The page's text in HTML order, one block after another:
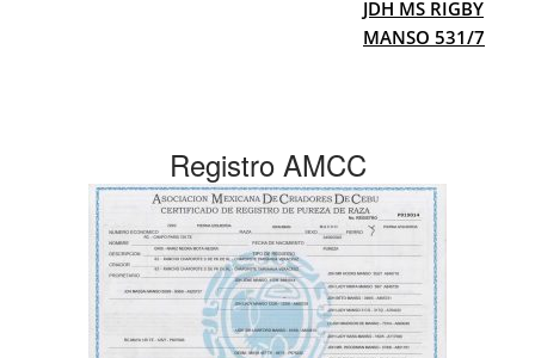
JDH MS RIGBY
MANSO 531/7
Registro AMCC